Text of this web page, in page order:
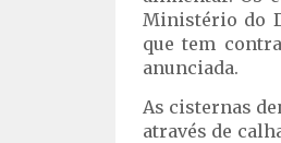
Ministério do
que tem
anunciada.
As cisternas
através de